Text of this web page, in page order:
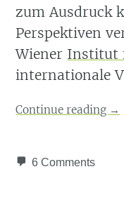
zum Ausdruck
Perspektiven
Wiener Institut
internationale
Continue reading →
6 Comments